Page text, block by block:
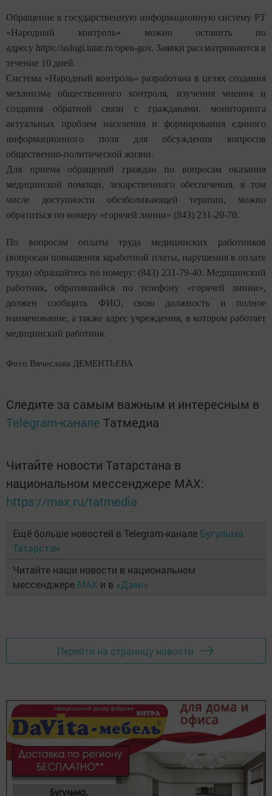
Обращение в государственную информационную систему РТ
«Народный контроль» можно оставить по
адресу https://uslugi.tatar.ru/open-gov. Заявки рассматриваются в
течение 10 дней.
Система «Народный контроль» разработана в целях создания
механизма общественного контроля, изучения мнения и
создания обратной связи с гражданами, мониторинга
актуальных проблем населения и формирования единого
информационного поля для обсуждения вопросов
общественно-политической жизни.
Для приема обращений граждан по вопросам оказания
медицинской помощи, лекарственного обеспечения, в том
числе доступности обезболивающей терапии, можно
обратиться по номеру «горячей линии» (843) 231-20-70.
По вопросам оплаты труда медицинских работников
(вопросам повышения заработной платы, нарушения в оплате
труда) обращайтесь по номеру: (843) 231-79-40. Медицинский
работник, обратившийся по телефону «горячей линии»,
должен сообщить ФИО, свою должность и полное
наименование, а также адрес учреждения, в котором работает
медицинский работник.
Фото Вячеслава ДЕМЕНТЬЕВА
Следите за самым важным и интересным в
Telegram-канале Татмедиа
Читайте новости Татарстана в
национальном мессенджере MАХ:
https://max.ru/tatmedia
Ещё больше новостей в Telegram-канале Бугульма
Татарстан
Читайте наши новости в национальном
мессенджере MAX и в «Дзен»
Перейти на страницу новости